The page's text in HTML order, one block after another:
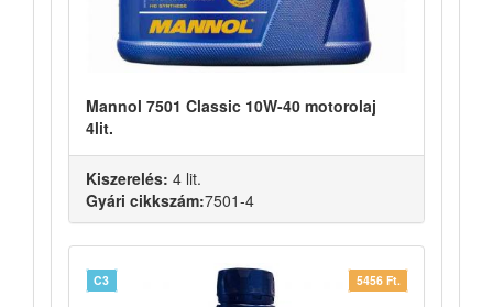
Mannol 7501 Classic 10W-40 motorolaj
4lit.
Kiszerelés: 4 lit.
Gyári cikkszám:7501-4
5456 Ft.
C3